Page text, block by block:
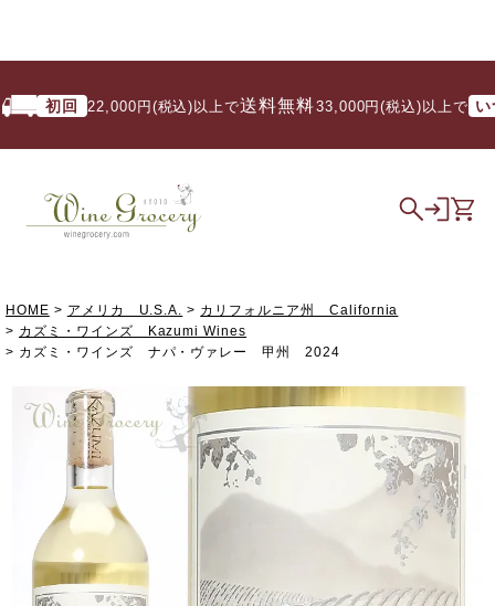
初回 22,000円(税込)以上で送料無料/ 33,000円(税込)以上で いつで
HOME アメリカ U.S.A.
カリフォルニア州 California
カズミ・ワインズ Kazumi Wines
カズミ・ワインズ ナパ・ヴァレー 甲州 2024